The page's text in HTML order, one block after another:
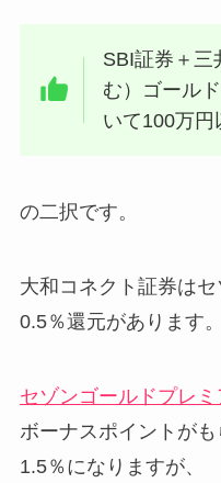
SBI証券＋三
む）ゴール
いて100万円
の二択です。
大和コネクト証券は
0.5％還元があります。
セゾンゴールドプレミ
ボーナスポイントが
1.5％になりますが、